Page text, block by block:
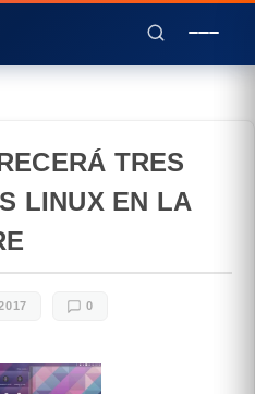
TRES
LINUX EN LA
0